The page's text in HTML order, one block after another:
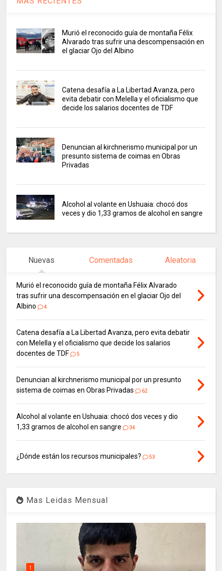
Murió el reconocido guía de montaña Félix
Alvarado tras sufrir una descompensación en
el glaciar Ojo del Albino
Catena desafía a La Libertad Avanza, pero
evita debatir con Melella y el oficialismo que
decide los salarios docentes de TDF
Denuncian al kirchnerismo municipal por un
presunto sistema de coimas en Obras
Privadas
Alcohol al volante en Ushuaia: chocó dos
veces y dio 1,33 gramos de alcohol en sangre
Nuevas Comentadas Aleatoria
Murió el reconocido guía de montaña Félix Alvarado
tras sufrir una descompensación en el glaciar Ojo del
Albino
4
Catena desafía a La Libertad Avanza, pero evita debatir
con Melella y el oficialismo que decide los salarios
docentes de TDF
5
Denuncian al kirchnerismo municipal por un presunto
sistema de coimas en Obras Privadas
62
Alcohol al volante en Ushuaia: chocó dos veces y dio
1,33 gramos de alcohol en sangre
34
¿Dónde están los recursos municipales? 53
Mas Leidas Mensual
1